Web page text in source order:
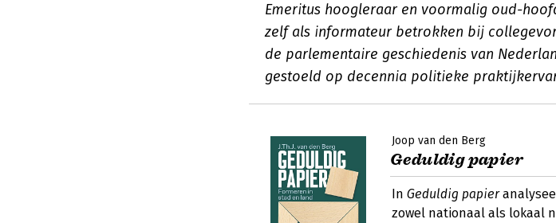
Emeritus hoogleraar en voormalig oud-
zelf als informateur betrokken bij
de parlementaire geschiedenis van
gestoeld op decennia politieke
Joop van den Berg
Geduldig papier
In Geduldig papier
zowel nationaal als lokaal